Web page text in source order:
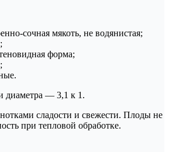
сочная мякоть, не водянистая;
форма;
диаметра — 3,1 к 1.
сладости и свежести. Плоды не
при тепловой обработке.